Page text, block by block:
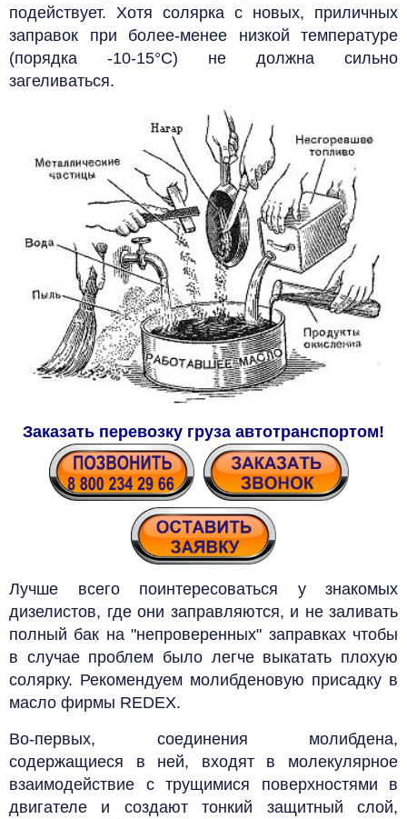
подействует. Хотя солярка с новых, приличных
заправок при более-менее низкой температуре
(порядка -10-15°С) не должна сильно
загеливаться.
Заказать перевозку груза автотранспортом!
Лучше всего поинтересоваться у знакомых
дизелистов, где они заправляются, и не заливать
полный бак на "непроверенных" заправках чтобы
в случае проблем было легче выкатать плохую
солярку. Рекомендуем молибденовую присадку в
масло фирмы REDEX.
Во-первых, соединения молибдена,
содержащиеся в ней, входят в молекулярное
взаимодействие с трущимися поверхностями в
двигателе и создают тонкий защитный слой,